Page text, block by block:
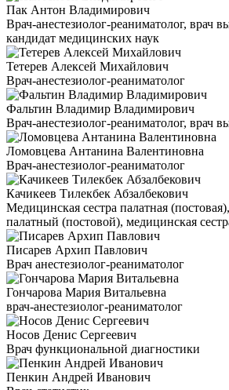
Пак Антон Владимирович
Врач-анестезиолог-реаниматолог, врач
кандидат медицинских наук
Тетерев Алексей Михайлович
Врач-анестезиолог-реаниматолог
Фальтин Владимир Владимирович
Врач-анестезиолог-реаниматолог, врач
Ломовцева Антанина Валентиновна
Врач-анестезиолог-реаниматолог
Качикеев Тилекбек Абзалбекович
Медицинская сестра палатная
палатный (постовой), медицинская
Писарев Архип Павлович
Врач анестезиолог-реаниматолог
Гончарова Мария Витальевна
врач-анестезиолог-реаниматолог
Носов Денис Сергеевич
Врач функциональной диагностики
Пенкин Андрей Иванович